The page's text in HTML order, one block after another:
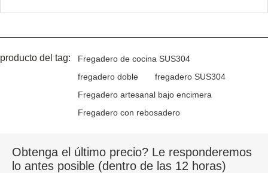
producto del tag:
Fregadero de cocina SUS304
fregadero doble
fregadero SUS304
Fregadero artesanal bajo encimera
Fregadero con rebosadero
Obtenga el último precio? Le responderemos
lo antes posible (dentro de las 12 horas)